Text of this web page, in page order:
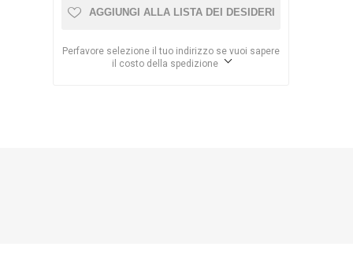
AGGIUNGI ALLA LISTA DEI DESIDERI
Perfavore selezione il tuo indirizzo se vuoi sapere
il costo della spedizione